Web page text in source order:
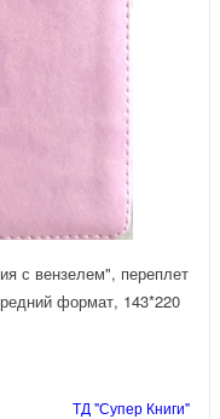
с вензелем", переплет
формат, 143*220
ТД "Супер Книги"